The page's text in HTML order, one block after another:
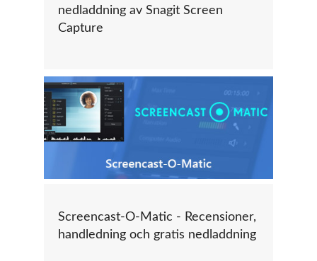
nedladdning av Snagit Screen
Capture
Screencast-O-Matic - Recensioner,
handledning och gratis nedladdning